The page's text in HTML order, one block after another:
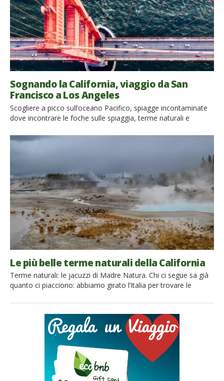
Sognando la California, viaggio da San
Francisco a Los Angeles
Scogliere a picco sull’oceano Pacifico, spiagge incontaminate
dove incontrare le foche sulle spiaggia, terme naturali e
Tutto questo lungo i 600 km che separano San Francisco da
Le più belle terme naturali della California
Terme naturali: le jacuzzi di Madre Natura. Chi ci segue sa già
quanto ci piacciono: abbiamo girato l’Italia per trovare le
mondo. Questa volta siamo andati alla ricerca delle terme
naturali della California.Abbiamo scoperto che lo stato
americano non solo custodisce incredibili parchi nazionali,
bellissime spiagge, […]